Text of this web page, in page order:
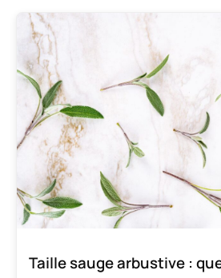
Taille sauge arbustive :